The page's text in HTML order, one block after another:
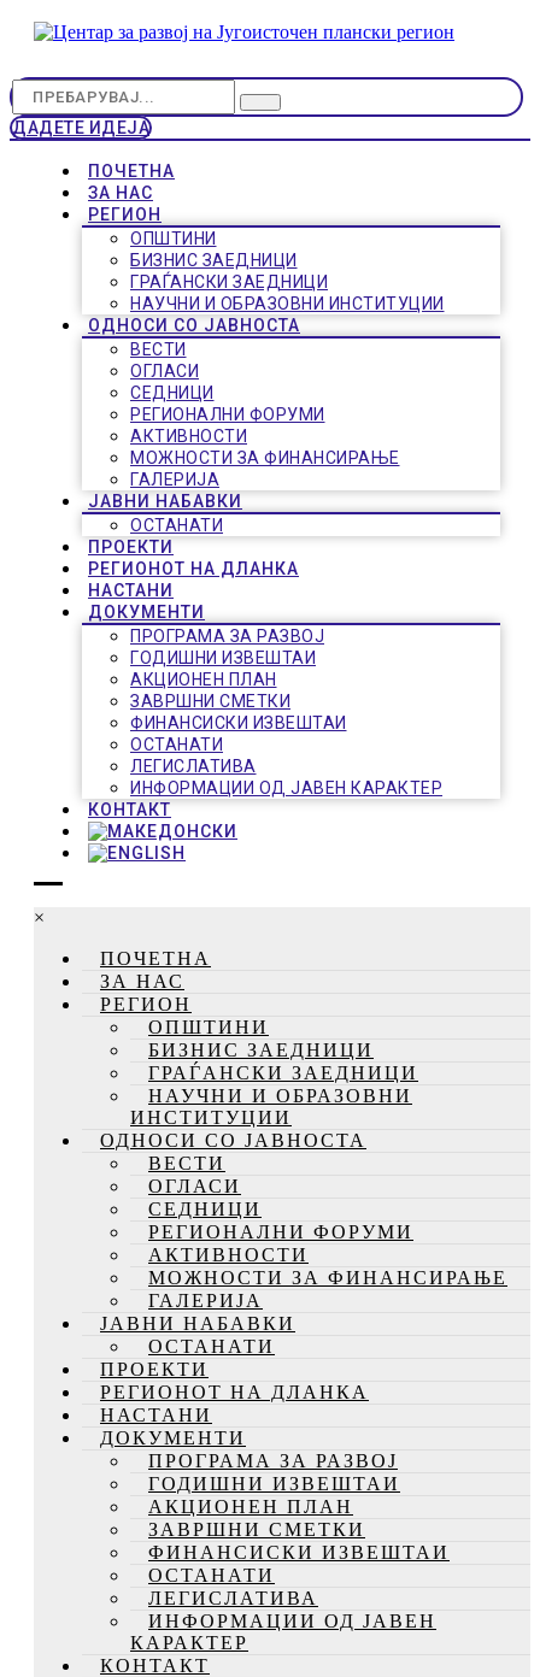
ДАДЕТЕ ИДЕЈА
ПОЧЕТНА
ЗА НАС
РЕГИОН
ОПШТИНИ
БИЗНИС ЗАЕДНИЦИ
ГРАЃАНСКИ ЗАЕДНИЦИ
НАУЧНИ И ОБРАЗОВНИ ИНСТИТУЦИИ
ОДНОСИ СО ЈАВНОСТА
ВЕСТИ
ОГЛАСИ
СЕДНИЦИ
РЕГИОНАЛНИ ФОРУМИ
АКТИВНОСТИ
МОЖНОСТИ ЗА ФИНАНСИРАЊЕ
ГАЛЕРИЈА
ЈАВНИ НАБАВКИ
ОСТАНАТИ
ПРОЕКТИ
РЕГИОНОТ НА ДЛАНКА
НАСТАНИ
ДОКУМЕНТИ
ПРОГРАМА ЗА РАЗВОЈ
ГОДИШНИ ИЗВЕШТАИ
АКЦИОНЕН ПЛАН
ЗАВРШНИ СМЕТКИ
ФИНАНСИСКИ ИЗВЕШТАИ
ОСТАНАТИ
ЛЕГИСЛАТИВА
ИНФОРМАЦИИ ОД ЈАВЕН КАРАКТЕР
КОНТАКТ
×
ПОЧЕТНА
ЗА НАС
РЕГИОН
ОПШТИНИ
БИЗНИС ЗАЕДНИЦИ
ГРАЃАНСКИ ЗАЕДНИЦИ
НАУЧНИ И ОБРАЗОВНИ
ИНСТИТУЦИИ
ОДНОСИ СО ЈАВНОСТА
ВЕСТИ
ОГЛАСИ
СЕДНИЦИ
РЕГИОНАЛНИ ФОРУМИ
АКТИВНОСТИ
МОЖНОСТИ ЗА ФИНАНСИРАЊЕ
ГАЛЕРИЈА
ЈАВНИ НАБАВКИ
ОСТАНАТИ
ПРОЕКТИ
РЕГИОНОТ НА ДЛАНКА
НАСТАНИ
ДОКУМЕНТИ
ПРОГРАМА ЗА РАЗВОЈ
ГОДИШНИ ИЗВЕШТАИ
АКЦИОНЕН ПЛАН
ЗАВРШНИ СМЕТКИ
ФИНАНСИСКИ ИЗВЕШТАИ
ОСТАНАТИ
ЛЕГИСЛАТИВА
ИНФОРМАЦИИ ОД ЈАВЕН
КАРАКТЕР
КОНТАКТ